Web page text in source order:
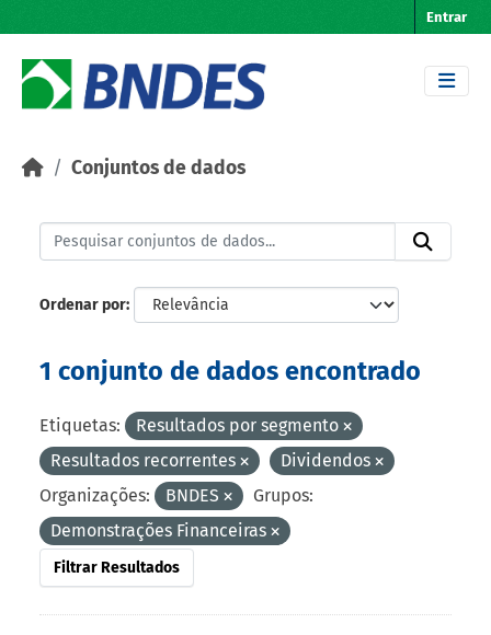
Entrar
Conjuntos de dados
Ordenar por
1 conjunto de dados encontrado
Etiquetas:
Resultados por segmento
Resultados recorrentes
Dividendos
Organizações:
BNDES
Grupos:
Demonstrações Financeiras
Filtrar Resultados